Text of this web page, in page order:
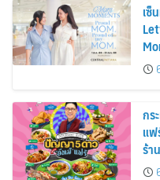
เซ็
กร
แฟ
ร้า